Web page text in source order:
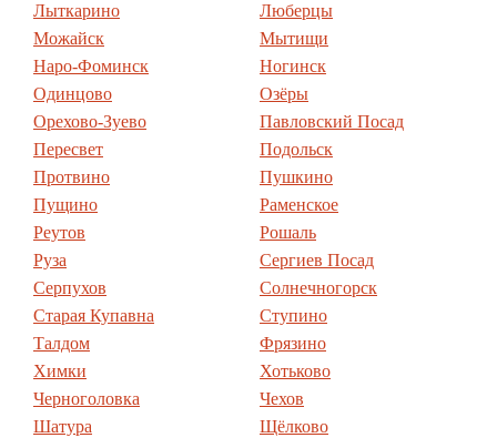
Лыткарино
Люберцы
Можайск
Мытищи
Наро-Фоминск
Ногинск
Одинцово
Озёры
Орехово-Зуево
Павловский Посад
Пересвет
Подольск
Протвино
Пушкино
Пущино
Раменское
Реутов
Рошаль
Руза
Сергиев Посад
Серпухов
Солнечногорск
Старая Купавна
Ступино
Талдом
Фрязино
Химки
Хотьково
Черноголовка
Чехов
Шатура
Щёлково